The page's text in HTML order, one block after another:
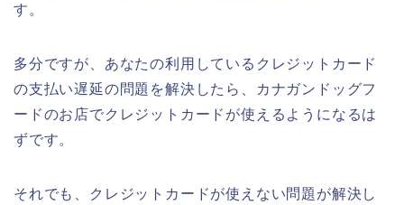
す。
多分ですが、あなたの利用しているクレジットカード
の支払い遅延の問題を解決したら、カナガンドッグフ
ードのお店でクレジットカードが使えるようになるは
ずです。
それでも、クレジットカードが使えない問題が解決し